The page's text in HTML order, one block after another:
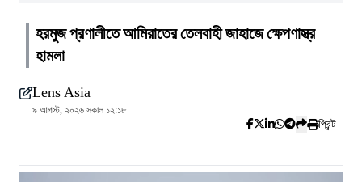
হরমুজ প্রণালীতে আমিরাতের তেলবাহী জাহাজে ক্ষেপণাস্ত্র
হামলা
Lens Asia
৯ আগস্ট, ২০২৬ সকাল ১২:১৮
প্রিন্ট